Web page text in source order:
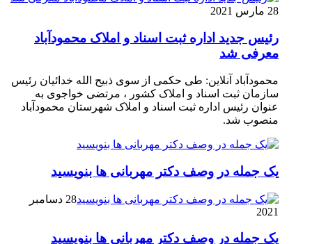
28 مارس 2021
رئیس جدید اداره ثبت اسناد و املاک محمودآباد
معرفی شد
محمودآباد آنلاین: طی حکمی از سوی ذبیح الله خدائیان رئیس
سازمان ثبت اسناد و املاک کشور ، مرتضی خواجوی به
عنوان رئیس اداره ثبت اسناد و املاک شهرستان محمودآباد
منصوب شد.
یک جمله در وصف دکتر مهربانی ها بنویسید
28 دسامبر
2021
یک جمله در وصف دکتر مهربانی ها بنویسید